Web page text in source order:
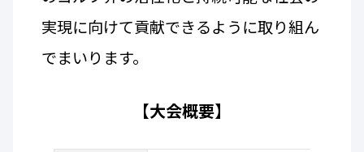
実現に向けて貢献できるように取り組ん
でまいります。
【大会概要】